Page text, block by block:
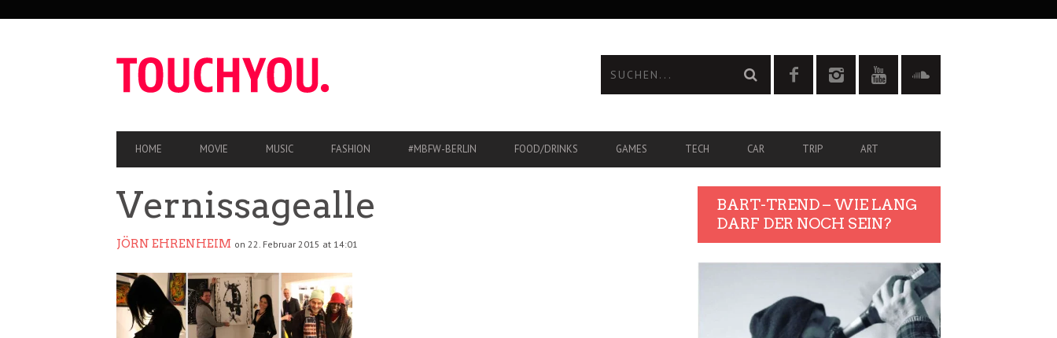
HAUPT-
NAVIGATION
HOME MOVIE MUSIC FASHION #MBFW-BERLIN FOOD/DRINKS GAMES TECH CAR TRIP ART
Vernissagealle
JÖRN EHRENHEIM on 22. Februar 2015 at 14:01
BART-TREND – WIE LANG
DARF DER NOCH SEIN?